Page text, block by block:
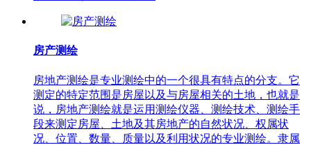
房产测绘
房地产测绘是专业测绘中的一个很具有特点的分支。它
测定的特定范围是房屋以及与房屋相关的土地，也就是
说，房地产测绘就是运用测绘仪器、测绘技术、测绘手
段来测定房屋、土地及其房地产的自然状况、权属状
况、位置、数量、质量以及利用状况的专业测绘。隶属